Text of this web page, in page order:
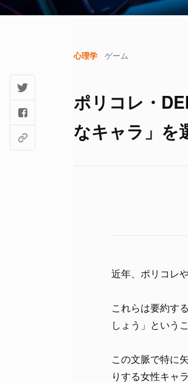
心理学 ゲーム
ポリコレ・
なキャラ」を
近年、ポリコレ
これらは要約す
しょう」という
この文脈で特に
りする女性キャラ